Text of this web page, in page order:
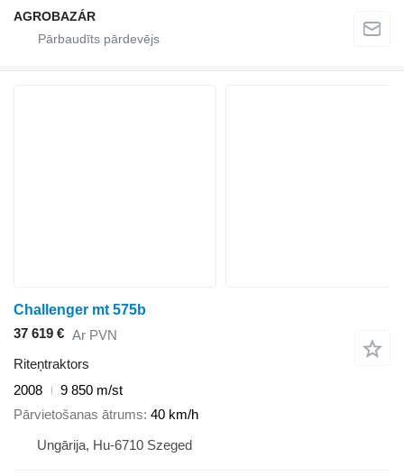
AGROBAZÁR
Challenger mt 575b
37 619 € Ar PVN
Riteņtraktors
2008
9 850 m/st
Pārvietošanas ātrums 40 km/h
Ungārija, Hu-6710 Szeged